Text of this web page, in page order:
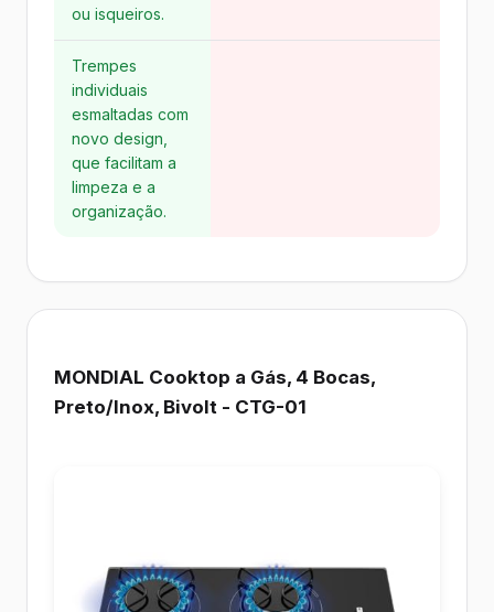
ou isqueiros.
Trempes
individuais
esmaltadas com
novo design,
que facilitam a
limpeza e a
organização.
MONDIAL Cooktop a Gás, 4 Bocas,
Preto/Inox, Bivolt - CTG-01